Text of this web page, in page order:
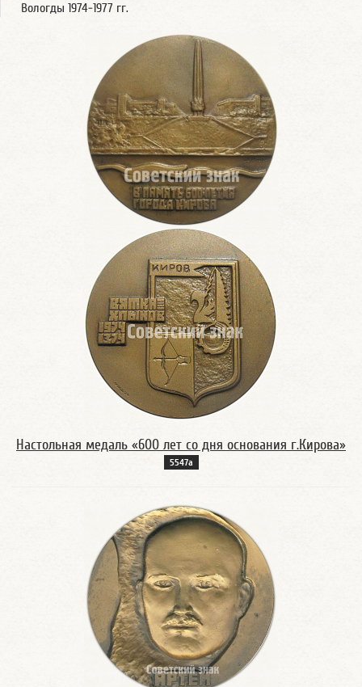
Вологды 1974-1977 гг.
Настольная медаль «600 лет со дня основания г.Кирова»
5547а